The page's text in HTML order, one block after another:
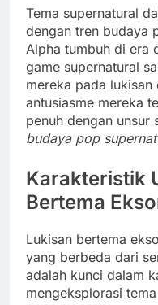
Tema supernatural
dengan tren budaya
Alpha tumbuh di era
game supernatural
mereka pada
antusiasme mereka
penuh dengan unsur
budaya pop
Karakteristik
Bertema
Lukisan bertema
yang berbeda dari
adalah kunci dalam
mengeksplorasi